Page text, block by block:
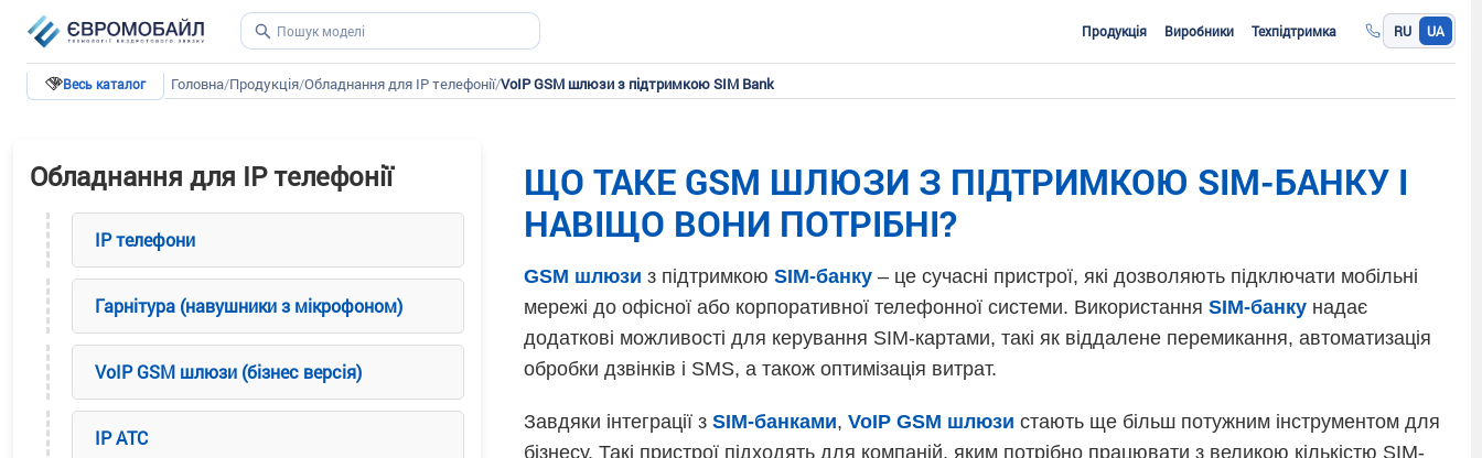
Продукція Виробники Техпідтримка RU UA
Весь каталог Головна/Продукція/Обладнання для IP телефонії/VoIP GSM шлюзи з підтримкою SIM Bank
Обладнання для IP телефонії
IP телефони
Гарнітура (навушники з мікрофоном)
VoIP GSM шлюзи (бізнес версія)
IP ATC
ЩО ТАКЕ GSM ШЛЮЗИ З ПІДТРИМКОЮ SIM-БАНКУ І
НАВІЩО ВОНИ ПОТРІБНІ?
GSM шлюзи з підтримкою SIM-банку – це сучасні пристрої, які дозволяють підключати мобільні
мережі до офісної або корпоративної телефонної системи. Використання SIM-банку надає
додаткові можливості для керування SIM-картами, такі як віддалене перемикання, автоматизація
обробки дзвінків і SMS, а також оптимізація витрат.
Завдяки інтеграції з SIM-банками, VoIP GSM шлюзи стають ще більш потужним інструментом для
бізнесу. Такі пристрої підходять для компаній, яким потрібно працювати з великою кількістю SIM-